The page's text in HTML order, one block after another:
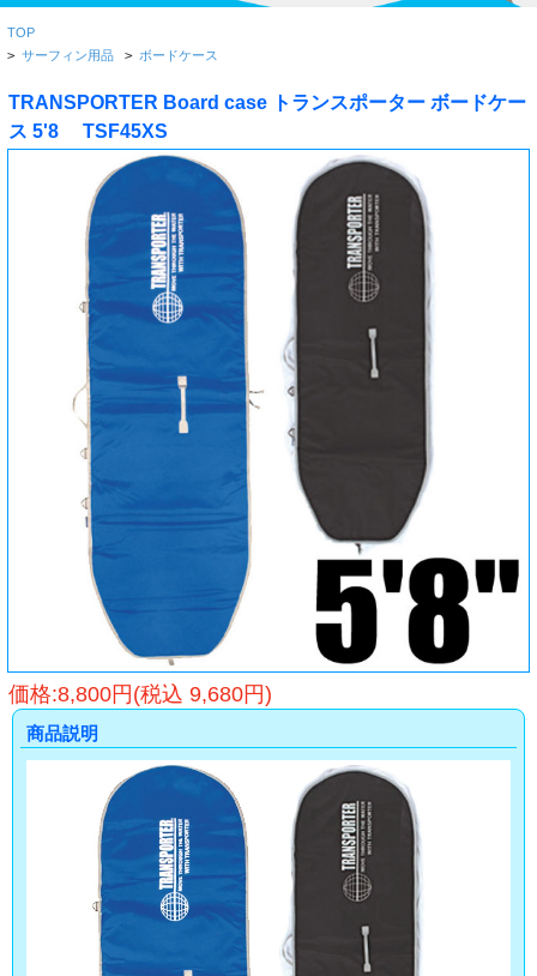
TOP
> サーフィン用品 > ボードケース
TRANSPORTER Board case トランスポーター ボードケー
ス 5'8 TSF45XS
価格:8,800円(税込 9,680円)
商品説明